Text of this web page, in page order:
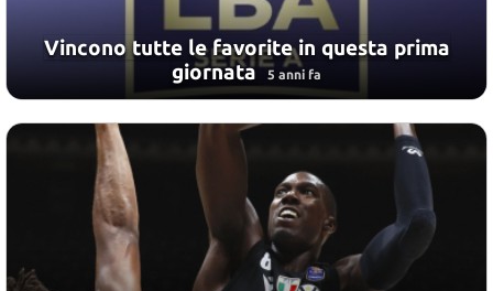
Vincono tutte le favorite in questa prima
giornata 5 anni fa